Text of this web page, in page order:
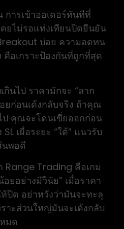
ารเข้าออเดอร์ทันทีที่
ยไม่รอแท่งเทียนปิดยืนยัน
บ่อย ความอดทน
อเกราะป้องกันที่ถูกที่สุด
กินไป ราคามักจะ “ลาก
ยก่อนเด้งกลับจริง ถ้าคุณ
ป คุณจะโดนเขี่ยออกก่อน
เผื่อระยะ “ใต้” แนวรับ
นพอดี
Range Trading คือเกม
อยอย่างมีวินัย” เมื่อราคา
ปิด อย่าหวังว่ามันจะทะลุ
าะส่วนใหญ่มันจะเด้งกลับ
มด